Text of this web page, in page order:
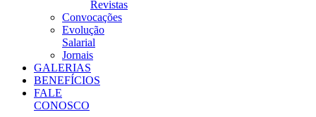
Revistas
Convocações
Evolução
Salarial
Jornais
GALERIAS
BENEFÍCIOS
FALE
CONOSCO